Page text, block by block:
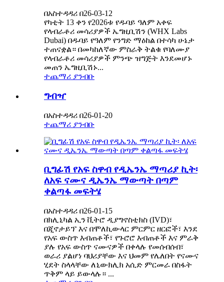
በአስተዳዳሪ በ26-03-12
የካቲት 13 ቀን የ2026ቱ የዱባይ ዓለም አቀፍ
የላብራቶሪ መሳሪያዎች ኤግዚቢሽን (WHX Labs
Dubai) በዱባይ የዓለም የንግድ ማዕከል በተሳካ ሁኔታ
ተጠናቋል። በመካከለኛው ምስራቅ ትልቁ የባለሙያ
የላብራቶሪ መሳሪያዎች ምንጭ ዝግጅት እንደመሆኑ
መጠን ኤግዚቢሽኑ...
ተጨማሪ ያንብቡ
ግብዣ
በአስተዳዳሪ በ26-01-20
ተጨማሪ ያንብቡ
ቢግፊሽ የአፍ ስዋብ የዲኤንኤ ማጣሪያ ኪት፡
ለአፍ ናሙና ዲኤንኤ ማውጣት በጣም
ቀልጣፋ መፍትሄ
በአስተዳዳሪ በ26-01-15
በክሊኒካል ኢን ቪትሮ ዲያግኖስቲክስ (IVD)፣
በጂኖታይፕ እና በሞለኪውላር ምርምር ዘርፎች፣ እንደ
የአፍ ውስጥ እብጠቶች፣ የጉሮሮ እብጠቶች እና ምራቅ
ያሉ የአፍ ውስጥ ናሙናዎች በቀላሉ የመሰብሰብ፣
ወራሪ ያልሆነ ባህሪያቸው እና ህመም የሌለበት የናሙና
ሂደት ስላላቸው ለኒውክሊክ አሲድ ምርመራ በስፋት
ጥቅም ላይ ይውላሉ። ...